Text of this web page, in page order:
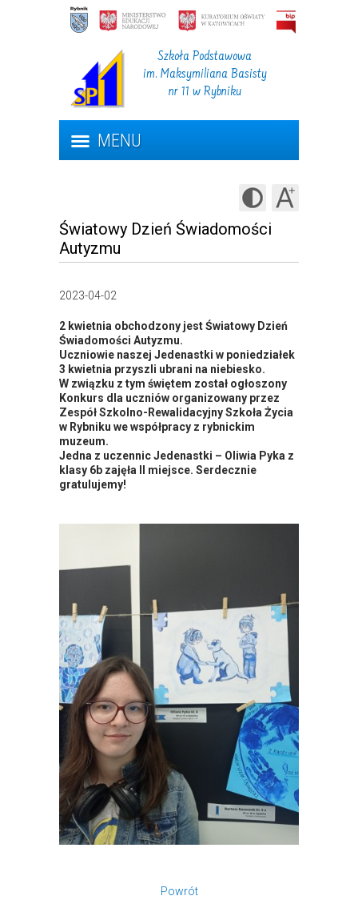
Szkoła Podstawowa
im. Maksymiliana Basisty
nr 11 w Rybniku
MENU
Światowy Dzień Świadomości
Autyzmu
2023-04-02
2 kwietnia obchodzony jest Światowy Dzień
Świadomości Autyzmu.
Uczniowie naszej Jedenastki w poniedziałek
3 kwietnia przyszli ubrani na niebiesko.
W związku z tym świętem został ogłoszony
Konkurs dla uczniów organizowany przez
Zespół Szkolno-Rewalidacyjny Szkoła Życia
w Rybniku we współpracy z rybnickim
muzeum.
Jedna z uczennic Jedenastki – Oliwia Pyka z
klasy 6b zajęła II miejsce. Serdecznie
gratulujemy!
Powrót